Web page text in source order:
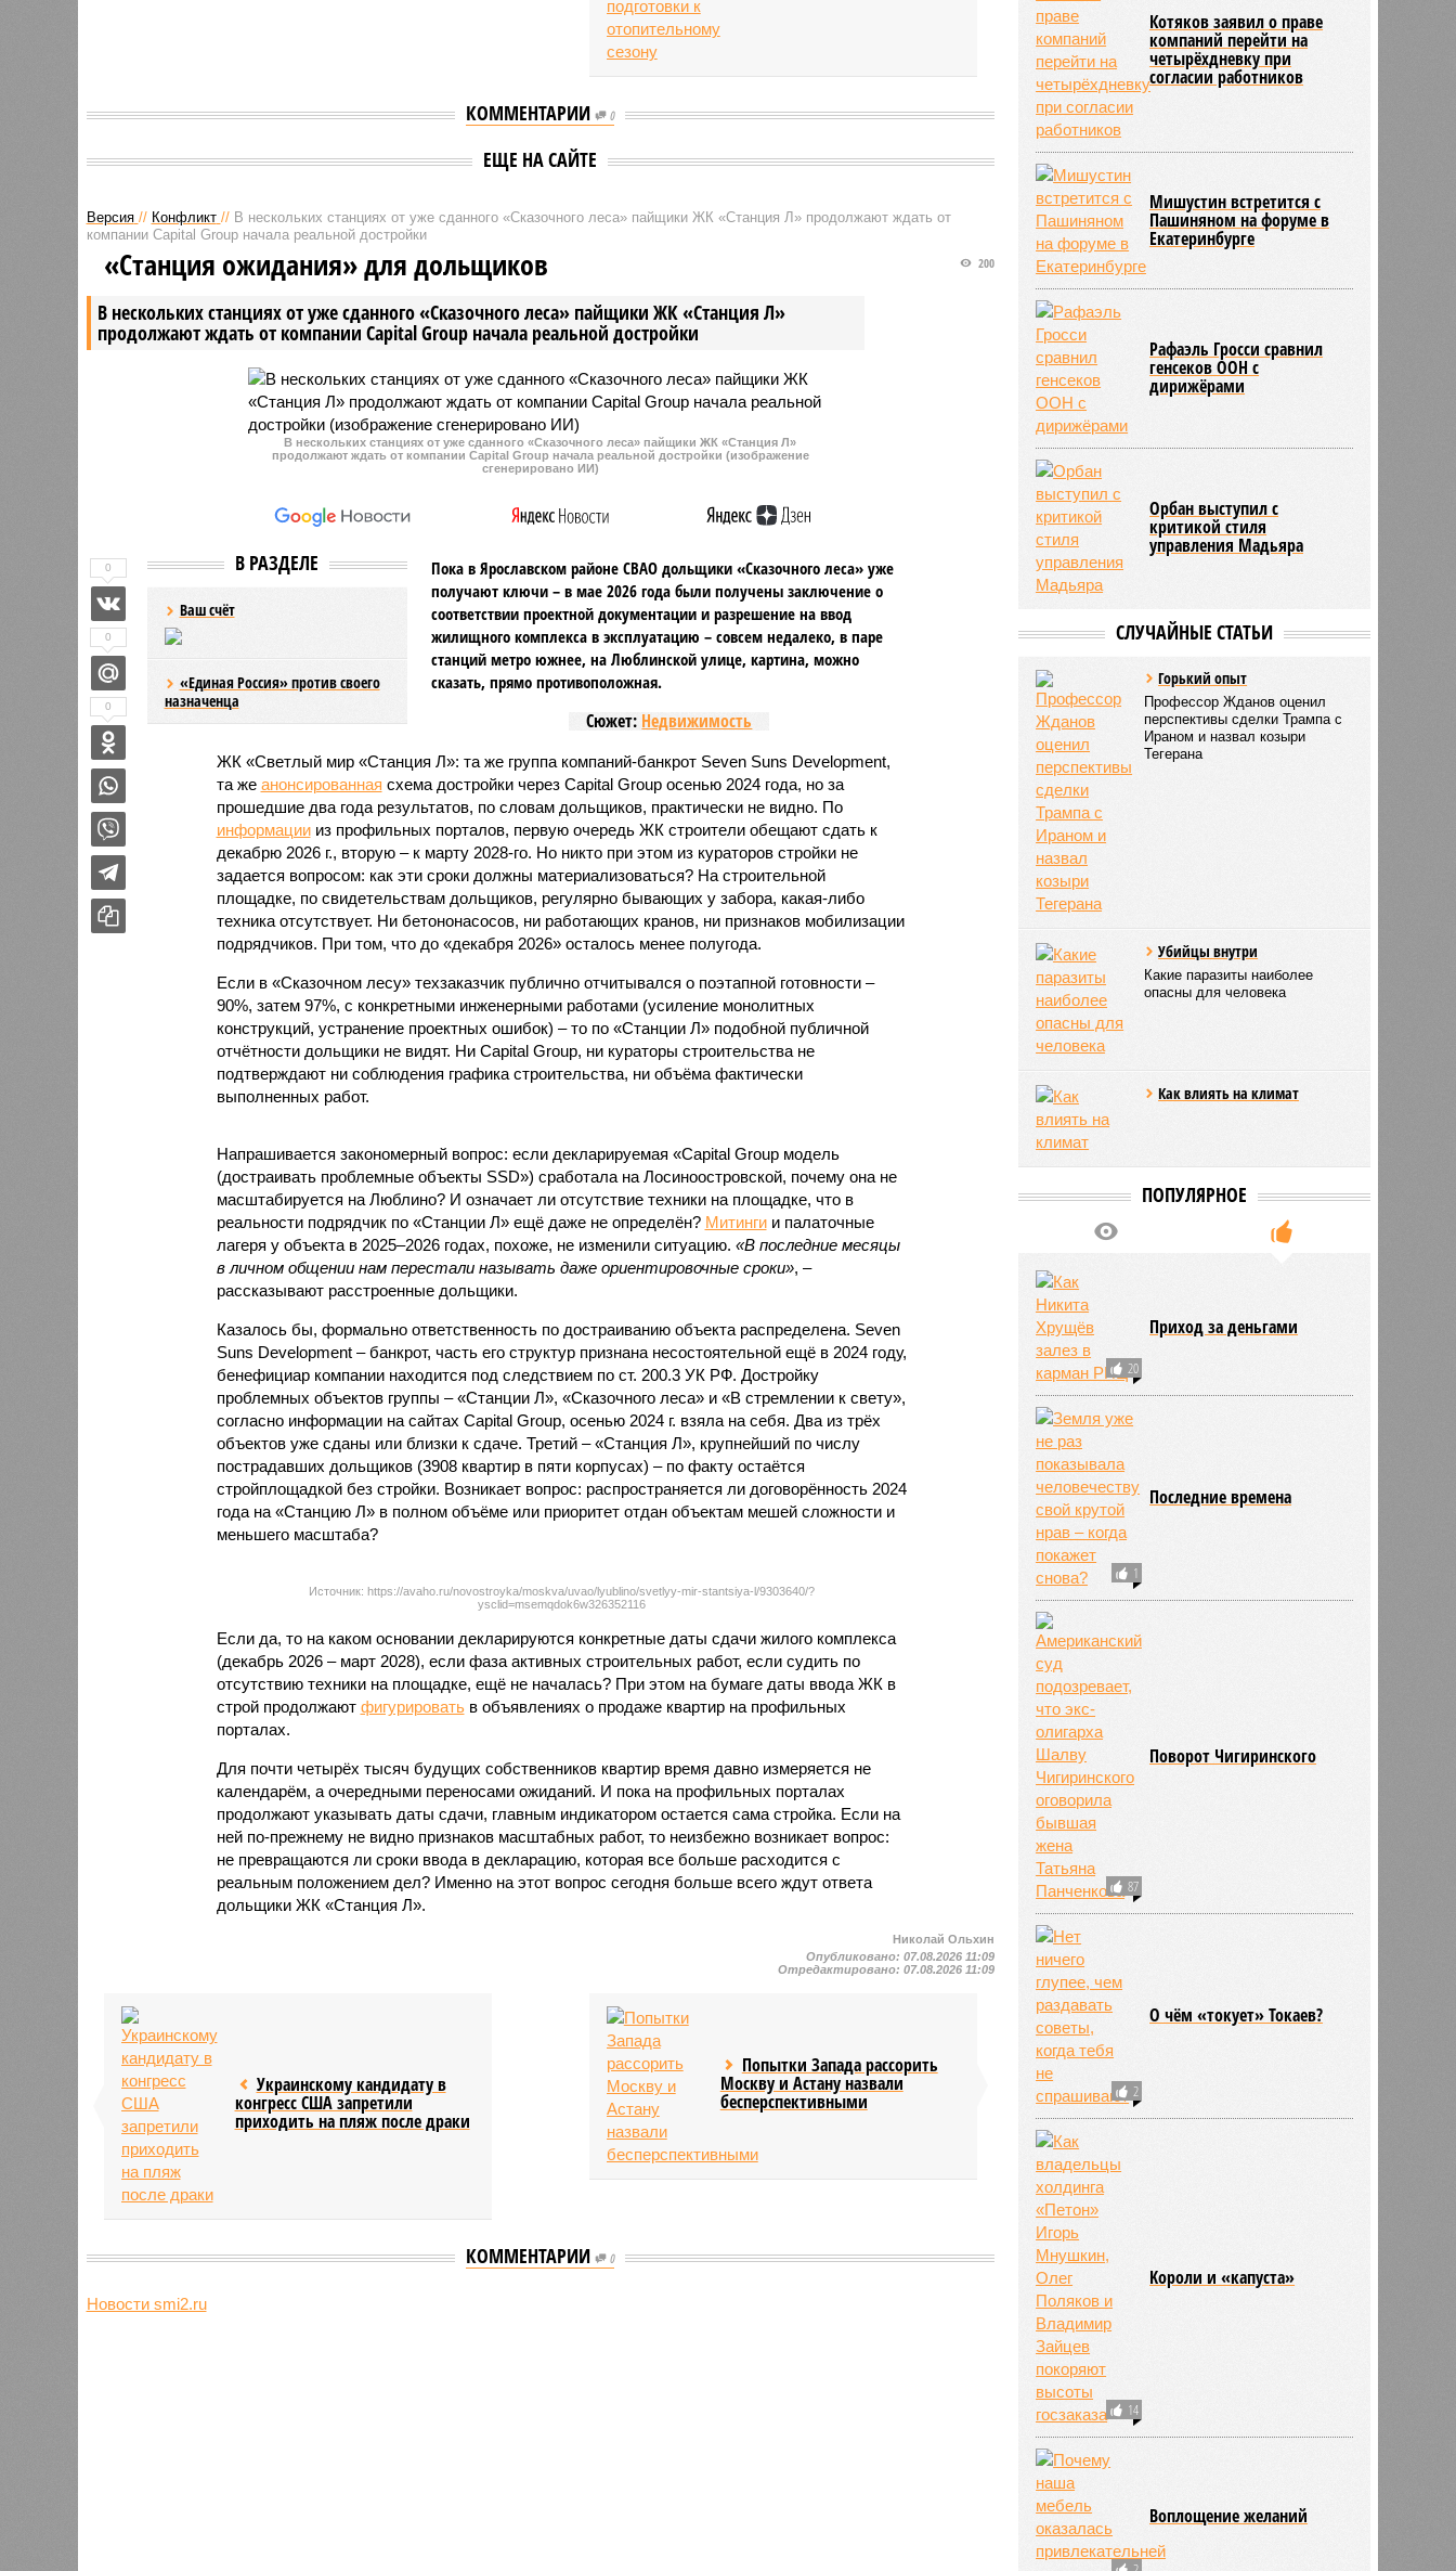
КОММЕНТАРИИ 0
ЕЩЕ НА САЙТЕ
Версия // Конфликт // В нескольких станциях от уже сданного «Сказочного леса» пайщики ЖК «Станция Л» продолжают ждать от
компании Capital Group начала реальной достройки
В нескольких станциях от уже сданного «Сказочного леса» пайщики ЖК «Станция Л»
продолжают ждать от компании Capital Group начала реальной достройки
200
«Станция ожидания» для дольщиков
В нескольких станциях от уже сданного «Сказочного леса» пайщики ЖК «Станция Л»
продолжают ждать от компании Capital Group начала реальной достройки (изображение
сгенерировано ИИ)
В РАЗДЕЛЕ
Ваш счёт
«Единая Россия» против своего
назначенца
Пока в Ярославском районе СВАО дольщики «Сказочного леса» уже
получают ключи – в мае 2026 года были получены заключение о
соответствии проектной документации и разрешение на ввод
жилищного комплекса в эксплуатацию – совсем недалеко, в паре
станций метро южнее, на Люблинской улице, картина, можно
сказать, прямо противоположная.
Сюжет: Недвижимость
ЖК «Светлый мир «Станция Л»: та же группа компаний-банкрот Seven Suns Development,
та же анонсированная схема достройки через Capital Group осенью 2024 года, но за
прошедшие два года результатов, по словам дольщиков, практически не видно. По
информациииз профильных порталов, первую очередь ЖК строители обещают сдать к
декабрю 2026 г., вторую – к марту 2028-го. Но никто при этом из кураторов стройки не
задается вопросом: как эти сроки должны материализоваться? На строительной
площадке, по свидетельствам дольщиков, регулярно бывающих у забора, какая-либо
техника отсутствует. Ни бетононасосов, ни работающих кранов, ни признаков мобилизации
подрядчиков. При том, что до «декабря 2026» осталось менее полугода.
Если в «Сказочном лесу» техзаказчик публично отчитывался о поэтапной готовности –
90%, затем 97%, с конкретными инженерными работами (усиление монолитных
конструкций, устранение проектных ошибок) – то по «Станции Л» подобной публичной
отчётности дольщики не видят. Ни Capital Group, ни кураторы строительства не
подтверждают ни соблюдения графика строительства, ни объёма фактически
выполненных работ.
Напрашивается закономерный вопрос: если декларируемая «Capital Group модель
(достраивать проблемные объекты SSD») сработала на Лосиноостровской, почему она не
масштабируется на Люблино? И означает ли отсутствие техники на площадке, что в
реальности подрядчик по «Станции Л» ещё даже не определён? Митингии палаточные
лагеря у объекта в 2025–2026 годах, похоже, не изменили ситуацию. «В последние месяцы
в личном общении нам перестали называть даже ориентировочные сроки», –
рассказывают расстроенные дольщики.
Казалось бы, формально ответственность по достраиванию объекта распределена. Seven
Suns Development – банкрот, часть его структур признана несостоятельной ещё в 2024 году,
бенефициар компании находится под следствием по ст. 200.3 УК РФ. Достройку
проблемных объектов группы – «Станции Л», «Сказочного леса» и «В стремлении к свету»,
согласно информации на сайтах Capital Group, осенью 2024 г. взяла на себя. Два из трёх
объектов уже сданы или близки к сдаче. Третий – «Станция Л», крупнейший по числу
пострадавших дольщиков (3908 квартир в пяти корпусах) – по факту остаётся
стройплощадкой без стройки. Возникает вопрос: распространяется ли договорённость 2024
года на «Станцию Л» в полном объёме или приоритет отдан объектам мешей сложности и
меньшего масштаба?
Источник: https://avaho.ru/novostroyka/moskva/uvao/lyublino/svetlyy-mir-stantsiya-l/9303640/?
ysclid=msemqdok6w326352116
Если да, то на каком основании декларируются конкретные даты сдачи жилого комплекса
(декабрь 2026 – март 2028), если фаза активных строительных работ, если судить по
отсутствию техники на площадке, ещё не началась? При этом на бумаге даты ввода ЖК в
строй продолжают фигурироватьв объявлениях о продаже квартир на профильных
порталах.
Для почти четырёх тысяч будущих собственников квартир время давно измеряется не
календарём, а очередными переносами ожиданий. И пока на профильных порталах
продолжают указывать даты сдачи, главным индикатором остается сама стройка. Если на
ней по-прежнему не видно признаков масштабных работ, то неизбежно возникает вопрос:
не превращаются ли сроки ввода в декларацию, которая все больше расходится с
реальным положением дел? Именно на этот вопрос сегодня больше всего ждут ответа
дольщики ЖК «Станция Л».
0
0
0
Николай Ольхин
Опубликовано:07.08.2026 11:09
Отредактировано:07.08.2026 11:09
Украинскому кандидату в
конгресс США запретили
приходить на пляж после драки
Попытки Запада рассорить
Москву и Астану назвали
бесперспективными
КОММЕНТАРИИ 0
Новости smi2.ru
Котяков заявил о праве
компаний перейти на
четырёхдневку при
согласии работников
Мишустин встретится с
Пашиняном на форуме в
Екатеринбурге
Рафаэль Гросси сравнил
генсеков ООН с
дирижёрами
Орбан выступил с
критикой стиля
управления Мадьяра
СЛУЧАЙНЫЕ СТАТЬИ
Горький опыт
Профессор Жданов оценил
перспективы сделки Трампа с
Ираном и назвал козыри
Тегерана
Убийцы внутри
Какие паразиты наиболее
опасны для человека
Как влиять на климат
ПОПУЛЯРНОЕ
20
Приход за деньгами
1
Последние времена
87
Поворот Чигиринского
2
О чём «токует» Токаев?
14
Kороли и «капуста»
Воплощение желаний